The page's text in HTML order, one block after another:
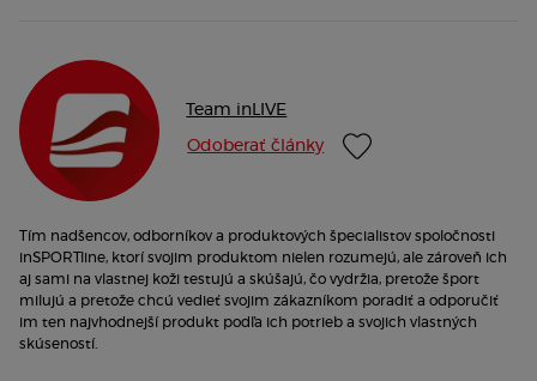
Team inLIVE
Odoberať články
Tím nadšencov, odborníkov a produktových špecialistov spoločnosti
inSPORTline, ktorí svojim produktom nielen rozumejú, ale zároveň ich
aj sami na vlastnej koži testujú a skúšajú, čo vydržia, pretože šport
milujú a pretože chcú vedieť svojim zákazníkom poradiť a odporučiť
im ten najvhodnejší produkt podľa ich potrieb a svojich vlastných
skúseností.